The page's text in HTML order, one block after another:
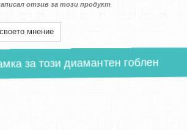
отзив за този продукт
мнение
за този диамантен гоблен